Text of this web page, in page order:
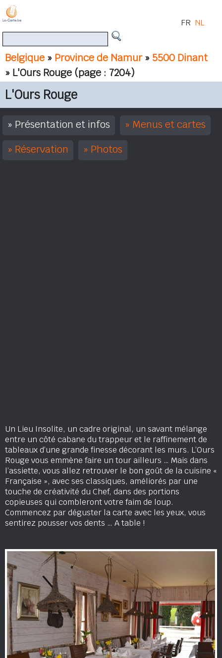
Belgique » Province de Namur» 5500 Dinant
» L'Ours Rouge (page : 7204)
FR NL
L'Ours Rouge
Présentation et infos
Menus et cartes
Réservation
Photos
Un Lieu Insolite, un cadre original, un savant mélange
entre un côté cabane du trappeur et le raffinement de
tableaux d’une grande finesse décorant les murs. L’Ours
Rouge vous emmène faire un tour ailleurs … Mais dans
l’assiette, vous allez retrouver le bon goût de la cuisine «
Française », avec ses classiques, améliorés par une
touche de créativité du Chef, dans des portions
copieuses qui combleront votre faim de loup.
Commencez par déguster la carte avec les yeux, vous
sentirez pousser vos dents … A table !